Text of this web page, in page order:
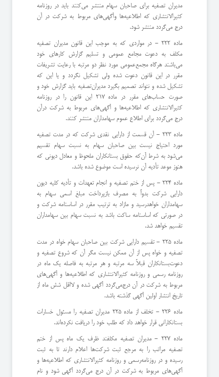
مدیران تصفیه برای صاحبان سهام منتشر می‌كنند باید در روزنامه
كثیرالانتشاری كه اطلاعیه‌ها و‌آگهی‌های مربوط به شركت در آن
درج می‌گردد منتشر شود.
ماده 222 - در مواردی كه به موجب این قانون مدیران تصفیه
مكلف به دعوت مجامع عمومی و تسلیم گزارش كارهای خود
می‌باشند هرگاه مجمع‌عمومی مورد نظر دو مرتبه با رعایت تشریفات
مقرر در این قانون دعوت شده ولی تشكیل نگردد و یا این كه
تشكیل شده و نتواند تصمیم بگیرد مدیران‌تصفیه باید گزارش خود و
صورت حساب‌های مقرر در ماده 217 این قانون را در روزنامه
كثیرالانتشاری كه اطلاعیه‌ها و آگهی‌های مربوط به شركت در‌آن
درج می‌گردد برای اطلاع عموم سهامداران منتشر كنند.
ماده 223 - آن قسمت از دارایی نقدی شركت كه در مدت تصفیه
مورد احتیاج نیست بین صاحبان سهام به نسبت سهام تقسیم
می‌شود به شرط آن‌كه حقوق بستانكاران ملحوظ و معادل دیونی كه
هنوز موعد تأدیه آن نرسیده است موضوع شده باشد.
ماده 224 - پس از ختم تصفیه و انجام تعهدات و تأدیه كلیه دیون
دارایی شركت بدواً به مصرف بازپرداخت مبلغ اسمی سهام به
سهامداران خواهد‌رسید و مازاد به ترتیب مقرر در اساسنامه شركت و
در صورتی كه اساسنامه ساكت باشد به نسبت سهام بین سهامداران
تقسیم خواهد شد.
ماده 225 - تقسیم دارایی شركت بین صاحبان سهام خواه در مدت
تصفیه و خواه پس از آن ممكن نیست مگر آن كه شروع تصفیه و
دعوت‌بستانكاران قبلاً سه مرتبه و هر مرتبه به فاصله یك ماه در
روزنامه رسمی و روزنامه كثیرالانتشاری كه اطلاعیه‌ها و آگهی‌های
مربوط به شركت در آن درج‌می‌گردد آگهی شده و لااقل شش ماه از
تاریخ انتشار اولین آگهی گذشته باشد.
ماده 226 - تخلف از ماده 225 مدیران تصفیه را مسئول خسارات
بستانكارانی قرار خواهد داد كه طلب خود را دریافت نكرده‌اند.
ماده 227 - مدیران تصفیه مكلفند ظرف یك ماه پس از ختم
تصفیه مراتب را به مرجع ثبت شركت‌ها اعلام دارند تا به ثبت
رسیده و در روزنامه‌رسمی و روزنامه كثیرالانتشاری كه اطلاعیه‌ها و
آگهی‌های مربوط به شركت در آن درج می‌گردد آگهی شود و نام